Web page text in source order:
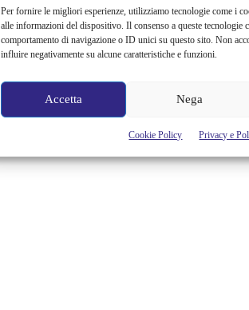
Per fornire le migliori esperienze, utilizziamo tecnologie come i
alle informazioni del dispositivo. Il consenso a queste tecnologie
comportamento di navigazione o ID unici su questo sito. Non
influire negativamente su alcune caratteristiche e funzioni.
Accetta Nega
Cookie Policy Privacy e